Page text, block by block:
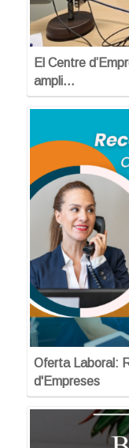
El Centre
ampli…
Oferta Laboral:
d'Empreses